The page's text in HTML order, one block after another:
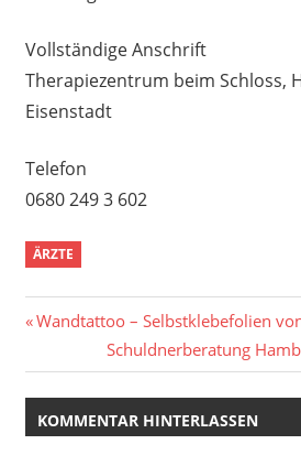
Vollständige Anschrift
Therapiezentrum beim Schloss,
Eisenstadt
Telefon
0680 249 3 602
ÄRZTE
Vorheriger
Wandtattoo – Selbstklebefolien
Nächster
Beitrag:
Schuldnerberatung
KOMMENTAR HINTERLASSEN